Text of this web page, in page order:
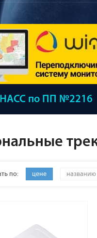
по ПП №2216
по: цене названию